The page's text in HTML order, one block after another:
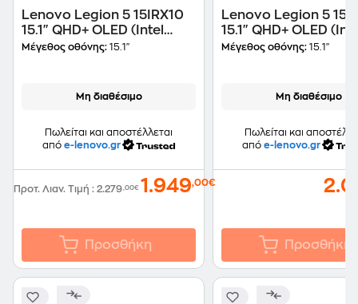
Lenovo Legion 5 15IRX10
15.1" QHD+ OLED (Intel
Core i7-13650HX/32
Μέγεθος οθόνης: 15.1"
Μη διαθέσιμο
Πωλείται και αποστέλλεται
από e-lenovo.gr
Προτ. Λιαν. Τιμή : 2.279,00€ 1.949,00€
Προσθήκη
Lenovo Legion 5
15.1" QHD+ OLED
Core i7-
5070/Win11Home)
Μέγεθος οθόνης: 15.1"
Μη διαθέσιμο
Πωλείται και
από e-lenovo.gr
Προσθήκη